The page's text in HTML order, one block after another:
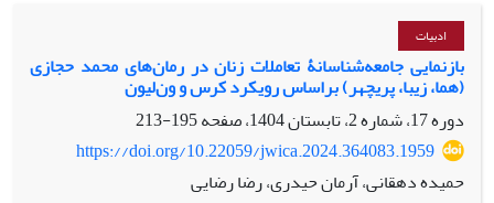
ادبیات
بازنمایی جامعه‌شناسانۀ تعاملات زنان در رمان‌های محمد حجازی
(هما، زیبا، پریچهر) براساس رویکرد کرس و ون‌لیون
دوره 17، شماره 2، تابستان 1404، صفحه
195-213
https://doi.org/10.22059/jwica.2024.364083.1959
حمیده دهقانی، آرمان حیدری، رضا رضایی